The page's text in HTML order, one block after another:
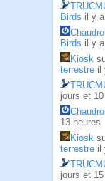
Birds il y
Birds il y
Kiosk
terrestre il
jours et
13 heures
Kiosk
terrestre il
jours et